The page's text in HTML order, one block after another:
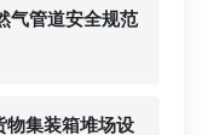
气管道安全规范
集装箱堆场设